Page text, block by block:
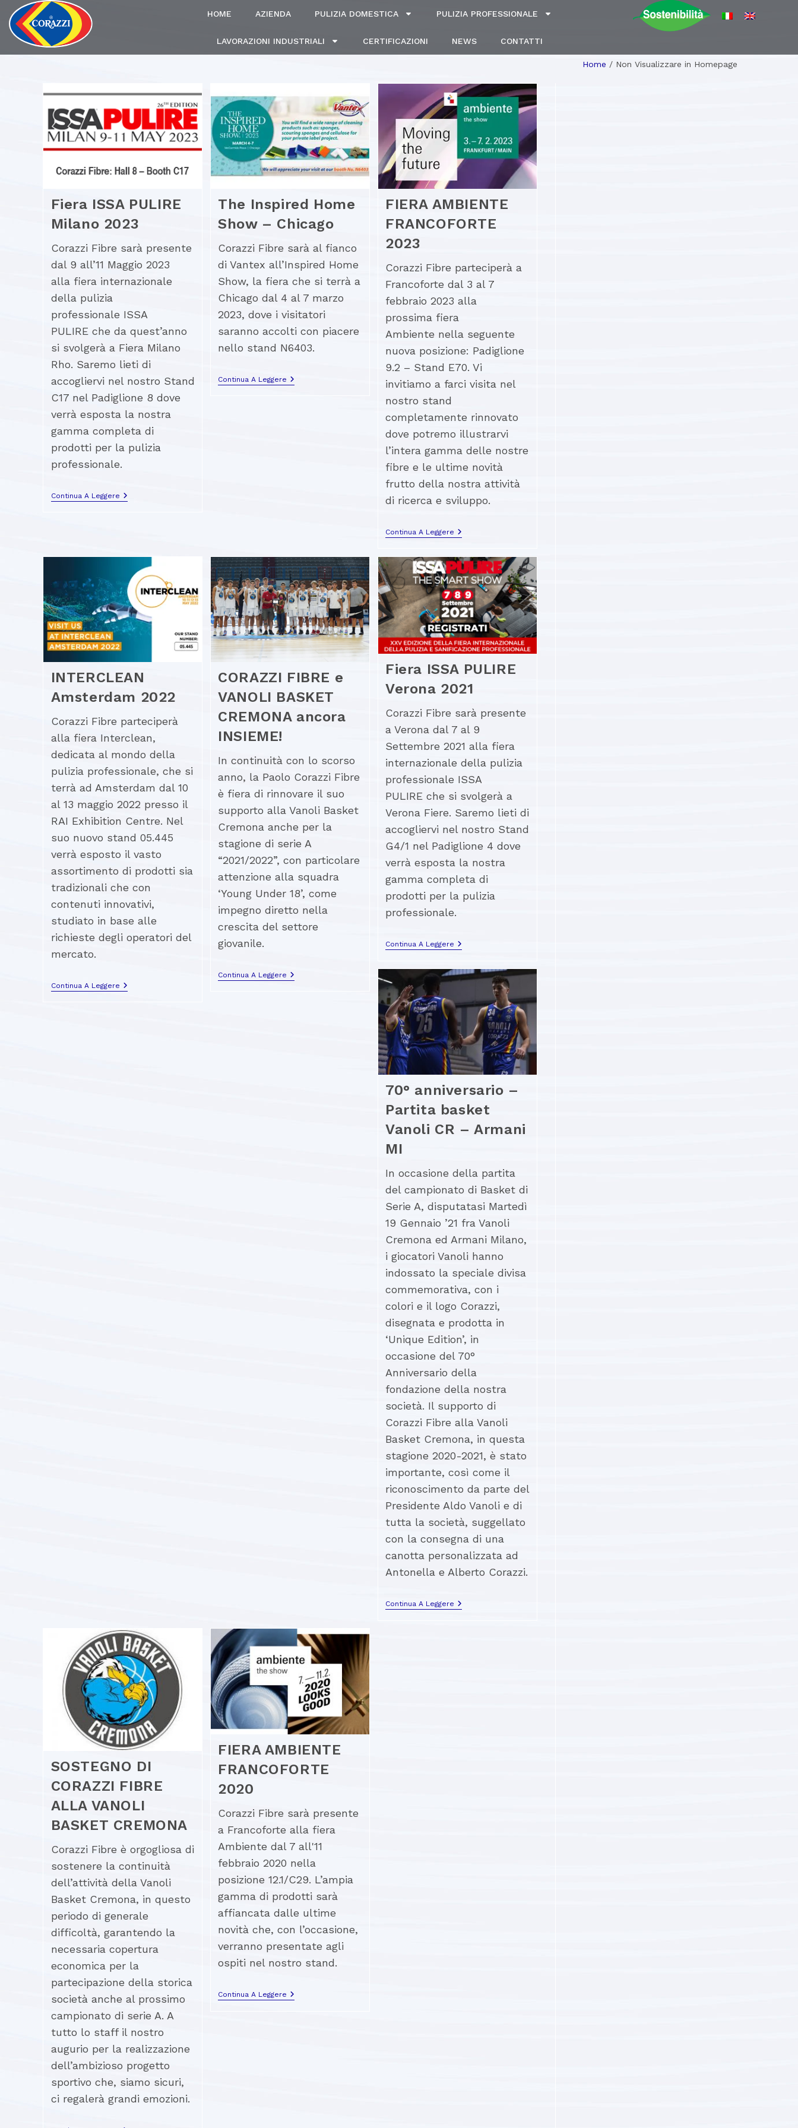
HOME AZIENDA PULIZIA DOMESTICA PULIZIA PROFESSIONALE
LAVORAZIONI INDUSTRIALI CERTIFICAZIONI NEWS CONTATTI
Home / Non Visualizzare in Homepage
Fiera ISSA PULIRE
Milano 2023
Corazzi Fibre sarà presente
dal 9 all’11 Maggio 2023
alla fiera internazionale
della pulizia
professionale ISSA
PULIRE che da quest’anno
si svolgerà a Fiera Milano
Rho. Saremo lieti di
accogliervi nel nostro Stand
C17 nel Padiglione 8 dove
verrà esposta la nostra
gamma completa di
prodotti per la pulizia
professionale.
Continua A Leggere
The Inspired Home
Show – Chicago
Corazzi Fibre sarà al fianco
di Vantex all’Inspired Home
Show, la fiera che si terrà a
Chicago dal 4 al 7 marzo
2023, dove i visitatori
saranno accolti con piacere
nello stand N6403.
Continua A Leggere
FIERA AMBIENTE
FRANCOFORTE
2023
Corazzi Fibre parteciperà a
Francoforte dal 3 al 7
febbraio 2023 alla
prossima fiera
Ambiente nella seguente
nuova posizione: Padiglione
9.2 – Stand E70. Vi
invitiamo a farci visita nel
nostro stand
completamente rinnovato
dove potremo illustrarvi
l’intera gamma delle nostre
fibre e le ultime novità
frutto della nostra attività
di ricerca e sviluppo.
Continua A Leggere
INTERCLEAN
Amsterdam 2022
Corazzi Fibre parteciperà
alla fiera Interclean,
dedicata al mondo della
pulizia professionale, che si
terrà ad Amsterdam dal 10
al 13 maggio 2022 presso il
RAI Exhibition Centre. Nel
suo nuovo stand 05.445
verrà esposto il vasto
assortimento di prodotti sia
tradizionali che con
contenuti innovativi,
studiato in base alle
richieste degli operatori del
mercato.
Continua A Leggere
CORAZZI FIBRE e
VANOLI BASKET
CREMONA ancora
INSIEME!
In continuità con lo scorso
anno, la Paolo Corazzi Fibre
è fiera di rinnovare il suo
supporto alla Vanoli Basket
Cremona anche per la
stagione di serie A
“2021/2022”, con particolare
attenzione alla squadra
‘Young Under 18’, come
impegno diretto nella
crescita del settore
giovanile.
Continua A Leggere
Fiera ISSA PULIRE
Verona 2021
Corazzi Fibre sarà presente
a Verona dal 7 al 9
Settembre 2021 alla fiera
internazionale della pulizia
professionale ISSA
PULIRE che si svolgerà a
Verona Fiere. Saremo lieti di
accogliervi nel nostro Stand
G4/1 nel Padiglione 4 dove
verrà esposta la nostra
gamma completa di
prodotti per la pulizia
professionale.
Continua A Leggere
70° anniversario –
Partita basket
Vanoli CR – Armani
MI
In occasione della partita
del campionato di Basket di
Serie A, disputatasi Martedì
19 Gennaio ’21 fra Vanoli
Cremona ed Armani Milano,
i giocatori Vanoli hanno
indossato la speciale divisa
commemorativa, con i
colori e il logo Corazzi,
disegnata e prodotta in
‘Unique Edition’, in
occasione del 70°
Anniversario della
fondazione della nostra
società. Il supporto di
Corazzi Fibre alla Vanoli
Basket Cremona, in questa
stagione 2020-2021, è stato
importante, così come il
riconoscimento da parte del
Presidente Aldo Vanoli e di
tutta la società, suggellato
con la consegna di una
canotta personalizzata ad
Antonella e Alberto Corazzi.
Continua A Leggere
SOSTEGNO DI
CORAZZI FIBRE
ALLA VANOLI
BASKET CREMONA
Corazzi Fibre è orgogliosa di
sostenere la continuità
dell’attività della Vanoli
Basket Cremona, in questo
periodo di generale
difficoltà, garantendo la
necessaria copertura
economica per la
partecipazione della storica
società anche al prossimo
campionato di serie A. A
tutto lo staff il nostro
augurio per la realizzazione
dell’ambizioso progetto
sportivo che, siamo sicuri,
ci regalerà grandi emozioni.
FIERA AMBIENTE
FRANCOFORTE
2020
Corazzi Fibre sarà presente
a Francoforte alla fiera
Ambiente dal 7 all'11
febbraio 2020 nella
posizione 12.1/C29. L’ampia
gamma di prodotti sarà
affiancata dalle ultime
novità che, con l’occasione,
verranno presentate agli
ospiti nel nostro stand.
Continua A Leggere